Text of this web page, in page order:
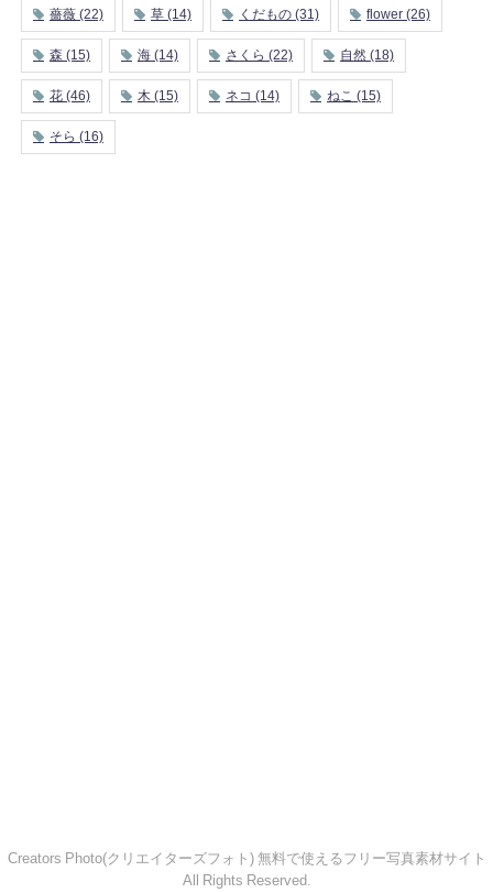
薔薇 (22) 草 (14) くだもの (31) flower (26)
森 (15) 海 (14) さくら (22) 自然 (18)
花 (46) 木 (15) ネコ (14) ねこ (15)
そら (16)
Creators Photo(クリエイターズフォト) 無料で使えるフリー写真素材サイト
All Rights Reserved.